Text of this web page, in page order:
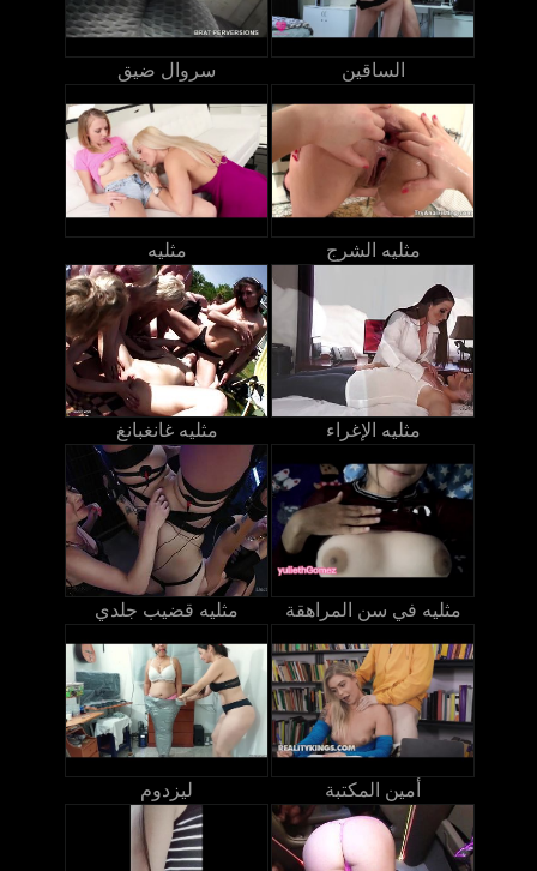
سروال ضيق الساقين
مثليه مثليه الشرج
مثليه غانغبانغ مثليه الإغراء
مثليه قضيب جلدي مثليه في سن المراهقة
ليزدوم أمين المكتبة